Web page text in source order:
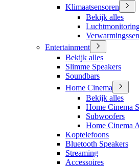
Klimaatsensoren
Bekijk alles
Entertainment
Bekijk alles
Slimme Speakers
Soundbars
Home Cinema
Bekijk alles
Home Cinema
Subwoofers
Home Cinema
Koptelefoons
Bluetooth Speakers
Streaming
Accessoires